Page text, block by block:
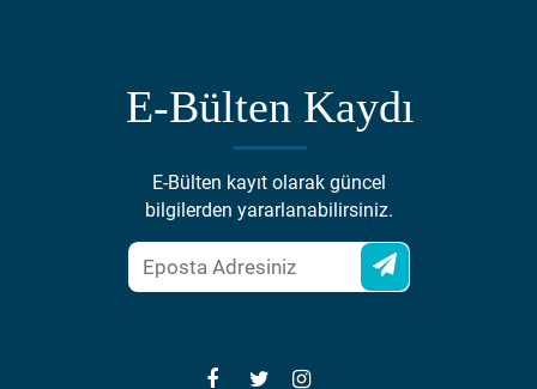
E-Bülten Kaydı
E-Bülten kayıt olarak güncel
bilgilerden yararlanabilirsiniz.